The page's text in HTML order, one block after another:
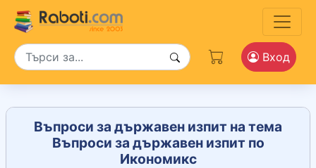
Вход
Въпроси за държавен изпит на тема
Въпроси за държавен изпит по
Икономикс